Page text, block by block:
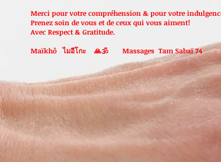
Merci pour votre compréhension & pour votre
Prenez soin de vous et de ceux qui vous aiment!
Avec Respect & Gratitude.
Maïkhô ไมอีโกะ 🙏🕉 Massages Tam Sabaï 74